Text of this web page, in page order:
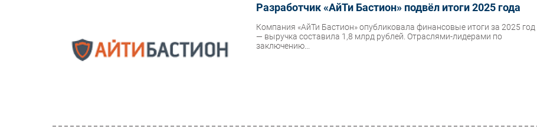
Разработчик «АйТи Бастион» подвёл итоги 2025 года
Компания «АйТи Бастион» опубликовала финансовые итоги за 2025 год
— выручка составила 1,8 млрд рублей. Отраслями-лидерами по
заключению...